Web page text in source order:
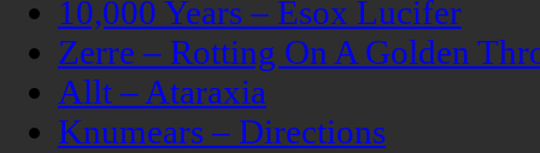
10,000 Years – Esox Lucifer
Zerre – Rotting On A Golden
Allt – Ataraxia
Knumears – Directions